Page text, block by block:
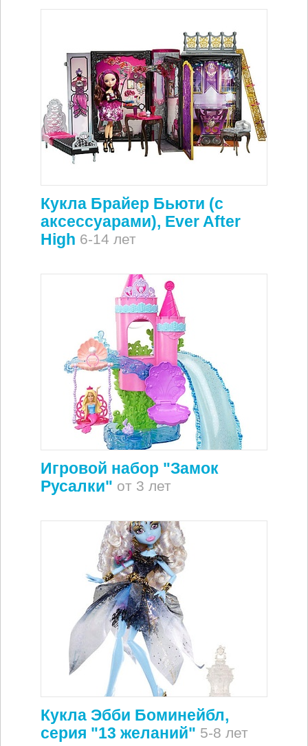
Кукла Брайер Бьюти (с
аксессуарами), Ever After
High 6-14 лет
Игровой набор "Замок
Русалки" от 3 лет
Кукла Эбби Боминейбл,
серия "13 желаний" 5-8 лет